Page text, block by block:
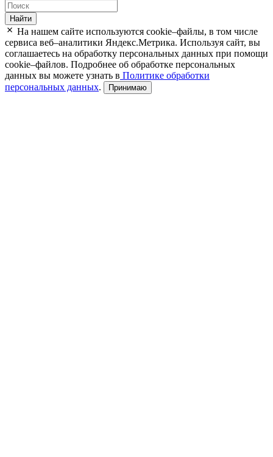
Найти
На нашем сайте используются cookie–файлы, в том числе
сервиса веб–аналитики Яндекс.Метрика. Используя сайт, вы
соглашаетесь на обработку персональных данных при помощи
cookie–файлов. Подробнее об обработке персональных
данных вы можете узнать в Политике обработки
персональных данных. Принимаю